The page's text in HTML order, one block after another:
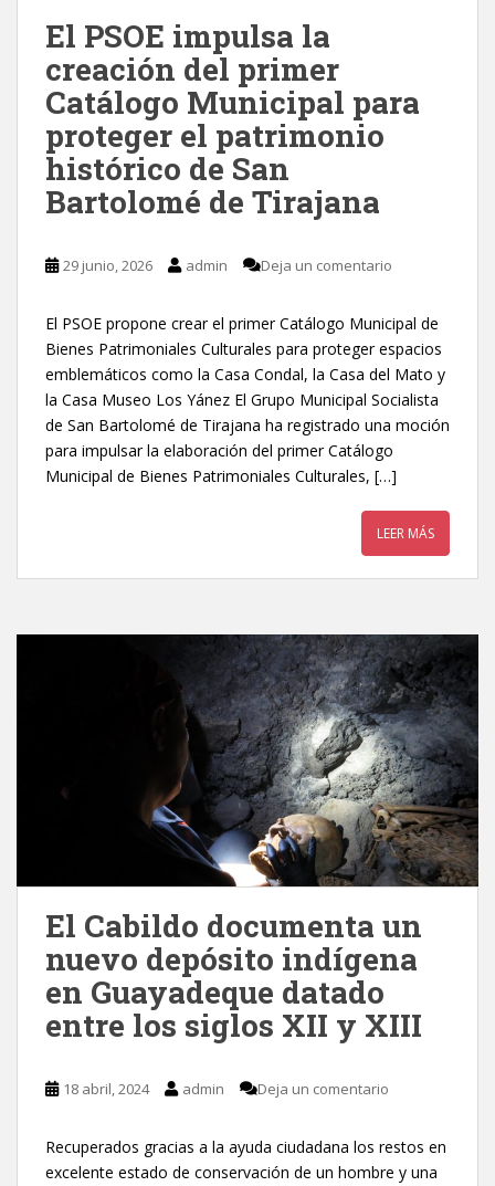
El PSOE impulsa la
creación del primer
Catálogo Municipal para
proteger el patrimonio
histórico de San
Bartolomé de Tirajana
29 junio, 2026 admin Deja un comentario
El PSOE propone crear el primer Catálogo Municipal de
Bienes Patrimoniales Culturales para proteger espacios
emblemáticos como la Casa Condal, la Casa del Mato y
la Casa Museo Los Yánez El Grupo Municipal Socialista
de San Bartolomé de Tirajana ha registrado una moción
para impulsar la elaboración del primer Catálogo
Municipal de Bienes Patrimoniales Culturales, […]
LEER MÁS
El Cabildo documenta un
nuevo depósito indígena
en Guayadeque datado
entre los siglos XII y XIII
18 abril, 2024 admin Deja un comentario
Recuperados gracias a la ayuda ciudadana los restos en
excelente estado de conservación de un hombre y una